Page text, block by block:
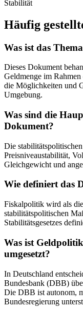
Stabilität
Häufig
Was ist das
Dieses Dokument
Geldmenge im
die Möglichkeiten und
Umgebung.
Was sind die
Dokument?
Die
Preisniveaustabilität,
Gleichgewicht und
Wie definiert das
Fiskalpolitik wird als
stabilitätspolitischen
Stabilitätsgesetzes
Was ist
umgesetzt?
In Deutschland
Bundesbank (DBB)
Die DBB ist autonom,
Bundesregierung